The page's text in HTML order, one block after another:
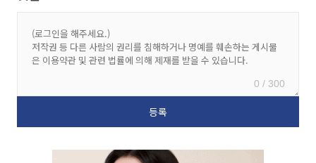
0 / 300